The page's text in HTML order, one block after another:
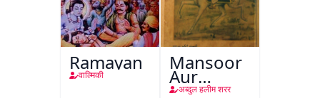
Ramayan
वाल्मिकी
Mansoor
Aur
Mohina
अब्दुल हलीम शरर